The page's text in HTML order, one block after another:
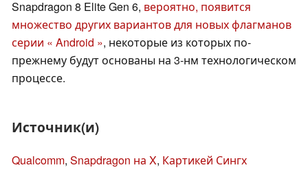
Snapdragon 8 Elite Gen 6, вероятно, появится
множество других вариантов для новых флагманов
серии « Android », некоторые из которых по-
прежнему будут основаны на 3-нм технологическом
процессе.
Источник(и)
Qualcomm, Snapdragon на X, Картикей Сингх